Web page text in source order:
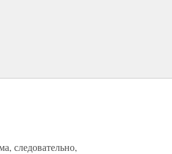
следовательно,